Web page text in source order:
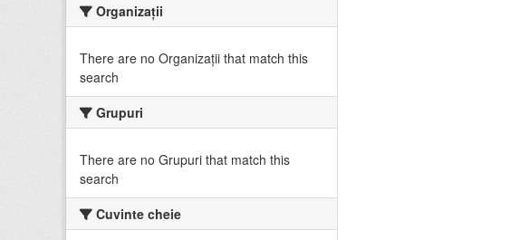
Organizații
There are no Organizații that match this
search
Grupuri
There are no Grupuri that match this
search
Cuvinte cheie